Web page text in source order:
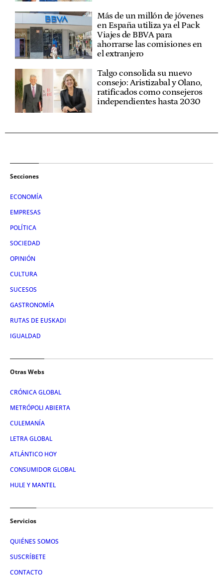
Más de un millón de jóvenes
en España utiliza ya el Pack
Viajes de BBVA para
ahorrarse las comisiones en
el extranjero
Talgo consolida su nuevo
consejo: Aristizabal y Olano,
ratificados como consejeros
independientes hasta 2030
Secciones
ECONOMÍA
EMPRESAS
POLÍTICA
SOCIEDAD
OPINIÓN
CULTURA
SUCESOS
GASTRONOMÍA
RUTAS DE EUSKADI
IGUALDAD
Otras Webs
CRÓNICA GLOBAL
METRÓPOLI ABIERTA
CULEMANÍA
LETRA GLOBAL
ATLÁNTICO HOY
CONSUMIDOR GLOBAL
HULE Y MANTEL
Servicios
QUIÉNES SOMOS
SUSCRÍBETE
CONTACTO